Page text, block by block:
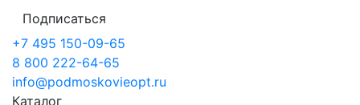
Подписаться
+7 495 150-09-65
8 800 222-64-65
info@podmoskovieopt.ru
Каталог